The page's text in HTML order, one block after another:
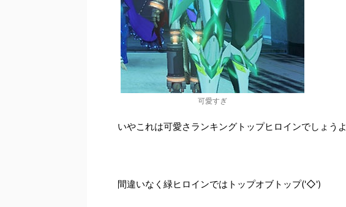
可愛すぎ
いやこれは可愛さランキングトップヒロインでしょうよ
間違いなく緑ヒロインではトップオブトップ('◇')ゞ